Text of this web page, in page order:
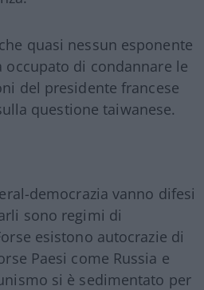
quasi nessun esponente
occupato di condannare le
del presidente francese
questione taiwanese.
democrazia vanno difesi
sono regimi di
esistono autocrazie di
Paesi come Russia e
si è sedimentato per